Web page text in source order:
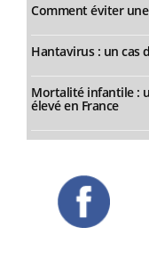
Comment éviter
Hantavirus : un cas
Mortalité infantile :
élevé en France